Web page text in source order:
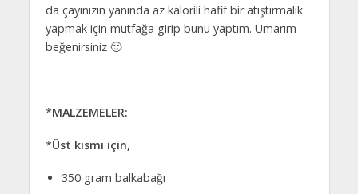
da çayınızın yanında az kalorili hafif bir atıştırmalık
yapmak için mutfağa girip bunu yaptım. Umarım
beğenirsiniz 🙂
*MALZEMELER:
*Üst kısmı için,
350 gram balkabağı